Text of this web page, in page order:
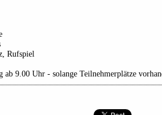
Rufspiel
ab 9.00 Uhr - solange Teilnehmerplätze